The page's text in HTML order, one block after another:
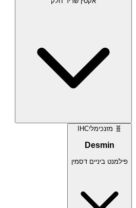
🧬 מזנכימליIHC
Desmin
פילמנט ביניים דסמין